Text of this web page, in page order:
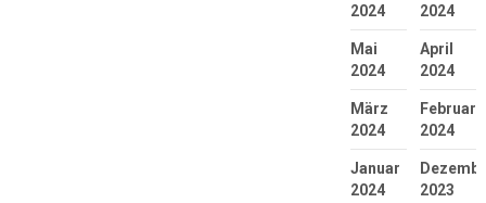
2024
2024
Mai
2024
April
2024
März
2024
Februar
2024
Januar
2024
2023